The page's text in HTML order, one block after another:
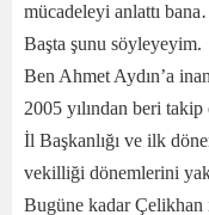
mücadeleyi anlattı
Başta şunu söyleyeyim.
Ben Ahmet Aydın’a
2005 yılından beri
İl Başkanlığı ve ilk
vekilliği dönemlerini
Bugüne kadar